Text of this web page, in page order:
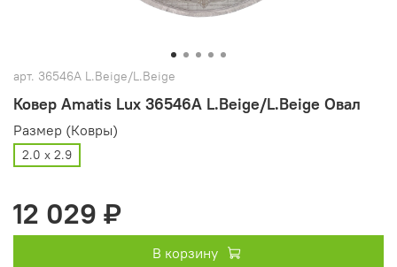
арт. 36546A L.Beige/L.Beige
Ковер Amatis Lux 36546A L.Beige/L.Beige Овал
Размер (Ковры)
2.0 х 2.9
12 029 ₽
В корзину